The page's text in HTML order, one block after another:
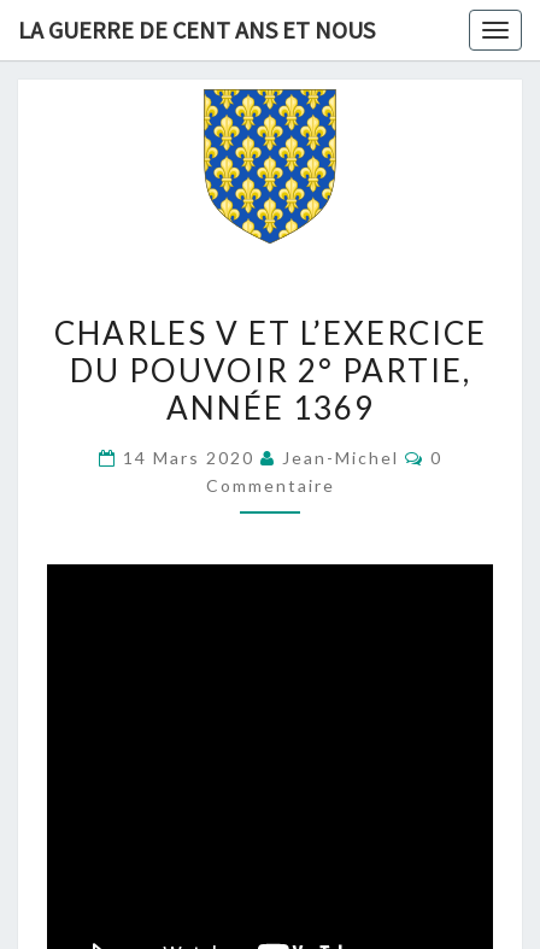
content
LA GUERRE DE CENT ANS ET NOUS
ET
L’EXERCICE
POUVOIR
ANNÉE
CHARLES V ET L’EXERCICE
DU POUVOIR 2° PARTIE,
ANNÉE 1369
14 Mars 2020 Jean-Michel
0
Commentaire